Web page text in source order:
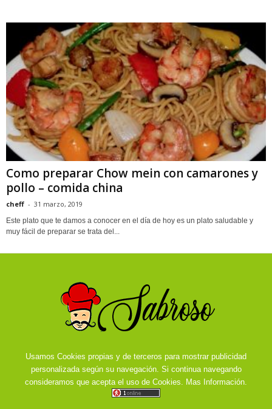
Como preparar Chow mein con camarones y
pollo – comida china
cheff - 31 marzo, 2019
Este plato que te damos a conocer en el día de hoy es un plato saludable y
muy fácil de preparar se trata del...
Usamos Cookies propias y de terceros para mostrar publicidad
personalizada según su navegación. Si continua navegando
consideramos que acepta el uso de Cookies. Mas Información.